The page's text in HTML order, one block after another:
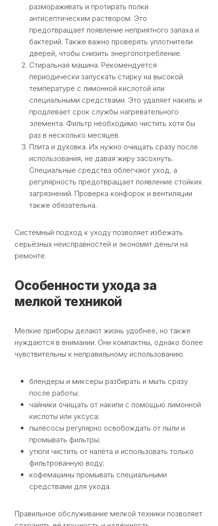
размораживать и протирать полки
антисептическим раствором. Это
предотвращает появление неприятного запаха и
бактерий. Также важно проверять уплотнители
дверей, чтобы снизить энергопотребление.
Стиральная машина. Рекомендуется
периодически запускать стирку на высокой
температуре с лимонной кислотой или
специальными средствами. Это удаляет накипь и
продлевает срок службы нагревательного
элемента. Фильтр необходимо чистить хотя бы
раз в несколько месяцев.
Плита и духовка. Их нужно очищать сразу после
использования, не давая жиру засохнуть.
Специальные средства облегчают уход, а
регулярность предотвращает появление стойких
загрязнений. Проверка конфорок и вентиляции
также обязательна.
Системный подход к уходу позволяет избежать
серьёзных неисправностей и экономит деньги на
ремонте.
Особенности ухода за
мелкой техникой
Мелкие приборы делают жизнь удобнее, но также
нуждаются в внимании. Они компактны, однако более
чувствительны к неправильному использованию.
блендеры и миксеры разбирать и мыть сразу
после работы;
чайники очищать от накипи с помощью лимонной
кислоты или уксуса;
пылесосы регулярно освобождать от пыли и
промывать фильтры;
утюги чистить от налёта и использовать только
фильтрованную воду;
кофемашины промывать специальными
средствами для ухода.
Правильное обслуживание мелкой техники позволяет